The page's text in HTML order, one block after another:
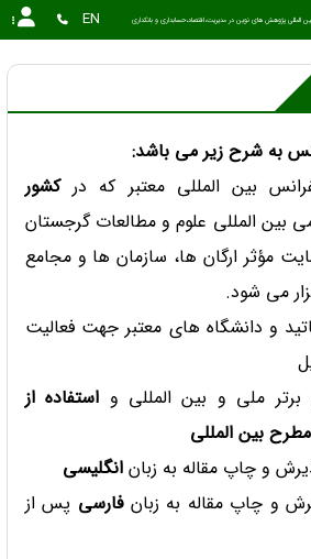
پژوهش های نوین در مدیریت،اقتصاد،حسابداری و بانکداری EN
به شرح زیر می باشد:
بین المللی معتبر که درکشور
بین المللی علوم و مطالعات گرجستان
مؤثر ارگان ها، سازمان ها و مجامع
می شود.
و دانشگاه های معتبر جهت فعالیت
ملی و بین المللی و استفاده از
بین المللی
و چاپ مقاله به زبان انگلیسی
و چاپ مقاله به زبانفارسی پس از